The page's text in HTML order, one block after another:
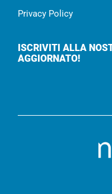
Privacy Policy
ISCRIVITI ALLA
AGGIORNATO!